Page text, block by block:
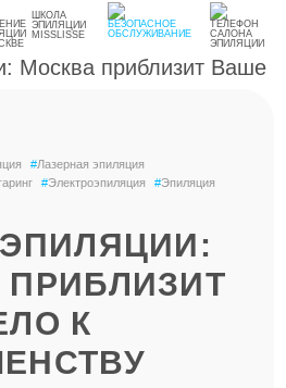
ШКОЛА
ЭПИЛЯЦИИ
MISSLISSE
#Лазерная эпиляция
#Электроэпиляция #Эпиляция
К